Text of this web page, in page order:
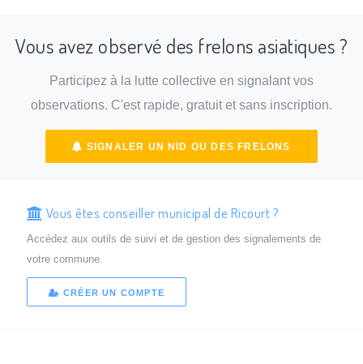
Vous avez observé des frelons asiatiques ?
Participez à la lutte collective en signalant vos
observations. C'est rapide, gratuit et sans inscription.
SIGNALER UN NID OU DES FRELONS
Vous êtes conseiller municipal de Ricourt ?
Accédez aux outils de suivi et de gestion des signalements de
votre commune.
CRÉER UN COMPTE